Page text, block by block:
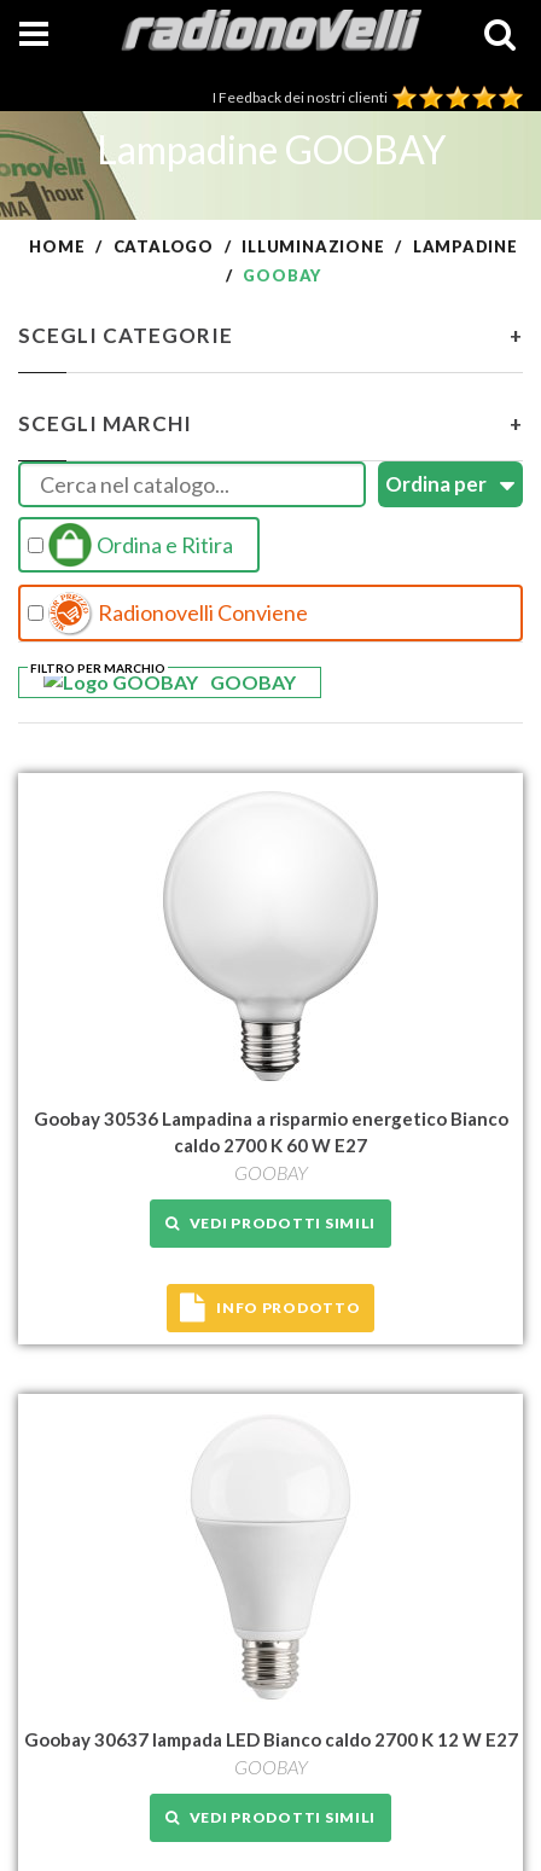
I Feedback dei nostri clienti
Lampadine GOOBAY
HOME CATALOGO ILLUMINAZIONE
LAMPADINE
GOOBAY
SCEGLI CATEGORIE +
SCEGLI MARCHI +
Ordina e Ritira
Radionovelli Conviene
GOOBAY
FILTRO PER MARCHIO
Goobay 30536 Lampadina a risparmio energetico Bianco
caldo 2700 K 60 W E27
GOOBAY
VEDI PRODOTTI SIMILI
INFO PRODOTTO
Goobay 30637 lampada LED Bianco caldo 2700 K 12 W E27
GOOBAY
VEDI PRODOTTI SIMILI